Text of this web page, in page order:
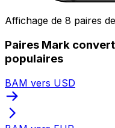
Affichage de 8 paires
Paires Mark
populaires
BAM vers USD